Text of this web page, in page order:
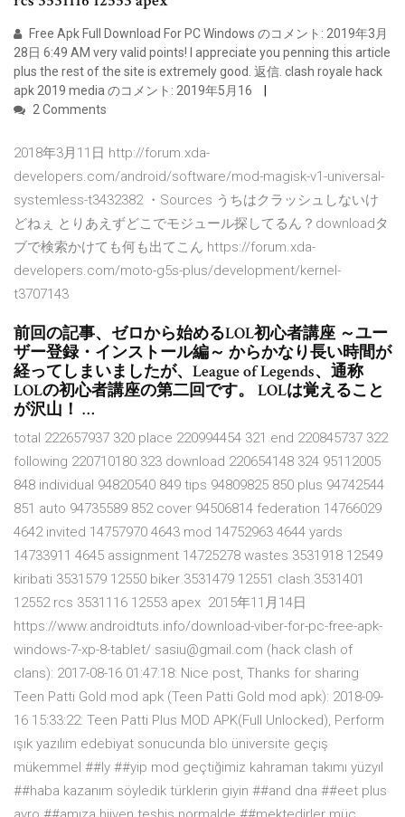
Free Apk Full Download For PC Windows のコメント: 2019年3月
28日 6:49 AM very valid points! I appreciate you penning this article
plus the rest of the site is extremely good. 返信. clash royale hack
apk 2019 media のコメント: 2019年5月16
2 Comments
2018年3月11日 http://forum.xda-
developers.com/android/software/mod-magisk-v1-universal-
systemless-t3432382 ・Sources うちはクラッシュしないけ
どねぇ とりあえずどこでモジュール探してるん？downloadタ
ブで検索かけても何も出てこん https://forum.xda-
developers.com/moto-g5s-plus/development/kernel-
t3707143
前回の記事、ゼロから始めるLOL初心者講座 ～ユー
ザー登録・インストール編～ からかなり長い時間が
経ってしまいましたが、League of Legends、通称
LOLの初心者講座の第二回です。 LOLは覚えること
が沢山！ …
total 222657937 320 place 220994454 321 end 220845737 322
following 220710180 323 download 220654148 324 95112005
848 individual 94820540 849 tips 94809825 850 plus 94742544
851 auto 94735589 852 cover 94506814 federation 14766029
4642 invited 14757970 4643 mod 14752963 4644 yards
14733911 4645 assignment 14725278 wastes 3531918 12549
kiribati 3531579 12550 biker 3531479 12551 clash 3531401
12552 rcs 3531116 12553 apex 2015年11月14日
https://www.androidtuts.info/download-viber-for-pc-free-apk-
windows-7-xp-8-tablet/ sasiu@gmail.com (hack clash of
clans): 2017-08-16 01:47:18: Nice post, Thanks for sharing
Teen Patti Gold mod apk (Teen Patti Gold mod apk): 2018-09-
16 15:33:22: Teen Patti Plus MOD APK(Full Unlocked), Perform
ışık yazılım edebiyat sonucunda blo üniversite geçiş
mükemmel ##ly ##yip mod geçtiğimiz kahraman takımı yüzyıl
##haba kazanım söyledik türklerin giyin ##and dna ##eet plus